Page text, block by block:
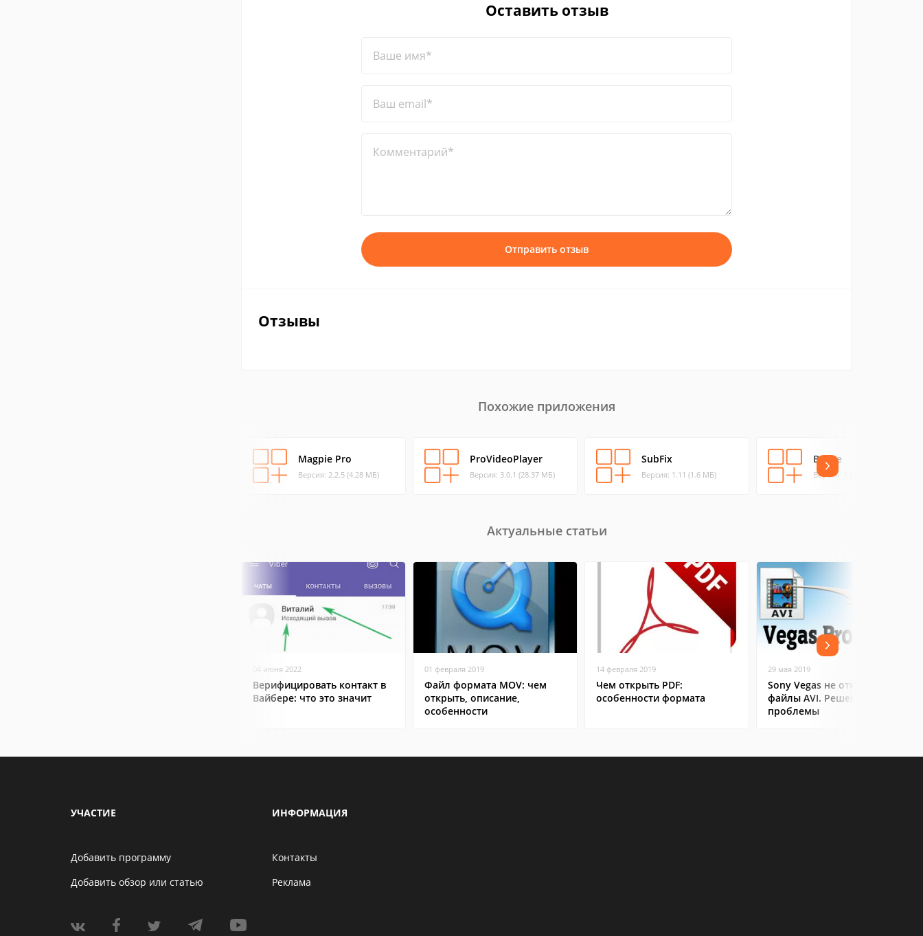
Оставить отзыв
Ваше имя*
Ваш email*
Комментарий*
Отправить отзыв
Отзывы
Похожие приложения
Magpie Pro
Версия: 2.2.5 (4.28 МБ)
ProVideoPlayer
Версия: 3.0.1 (28.37 МБ)
SubFix
Версия: 1.11 (1.6 МБ)
Boxee
Версия: 1.5.0.23 (82.4 МБ)
Актуальные статьи
04 июня 2022
Верифицировать контакт в
Вайбере: что это значит
01 февраля 2019
Файл формата MOV: чем
открыть, описание,
особенности
14 февраля 2019
Чем открыть PDF:
особенности формата
29 мая 2019
Sony Vegas не открывает
файлы AVI. Решение
проблемы
УЧАСТИЕ
Добавить программу
Добавить обзор или статью
ИНФОРМАЦИЯ
Контакты
Реклама